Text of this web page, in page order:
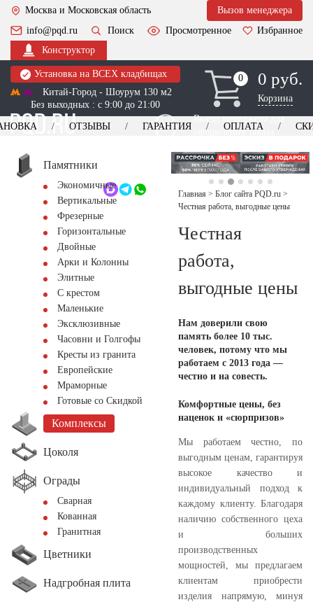
Москва и Московская область
Вызов менеджера
info@pqd.ru
Поиск Просмотренное
Избранное
Конструктор
Установка на ВСЕХ кладбищах
Китай-Город - Шоурум 130 м2
Без выходных : с 9:00 до 21:00
0
0 0 руб.
Корзина
Выезд менеджера для
оформления заказа
+7 (495) 518-44-23
Обратный звонок
ОТЗЫВЫ ГАРАНТИЯ ОПЛАТА
Памятники
Экономичные
Вертикальные
Фрезерные
Горизонтальные
Двойные
Арки и Колонны
Элитные
С крестом
Маленькие
Эксклюзивные
Часовни и Голгофы
Кресты из гранита
Европейские
Мраморные
Готовые со Скидкой
Комплексы
Цоколя
Ограды
Сварная
Кованная
Гранитная
Цветники
Надгробная плита
Главная > Блог сайта PQD.ru >
Честная работа, выгодные цены
Честная
работа,
выгодные цены
Нам доверили свою
память более 10 тыс.
человек, потому что мы
работаем с 2013 года —
честно и на совесть.
Комфортные цены, без
наценок и «сюрпризов»
Мы работаем честно, по
выгодным ценам, гарантируя
высокое качество и
индивидуальный подход к
каждому клиенту. Благодаря
наличию собственного цеха
и больших
производственных
мощностей, мы предлагаем
клиентам приобрести
изделия напрямую, минуя